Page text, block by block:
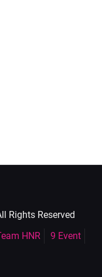
Rights Reserved
HNR
9 Event